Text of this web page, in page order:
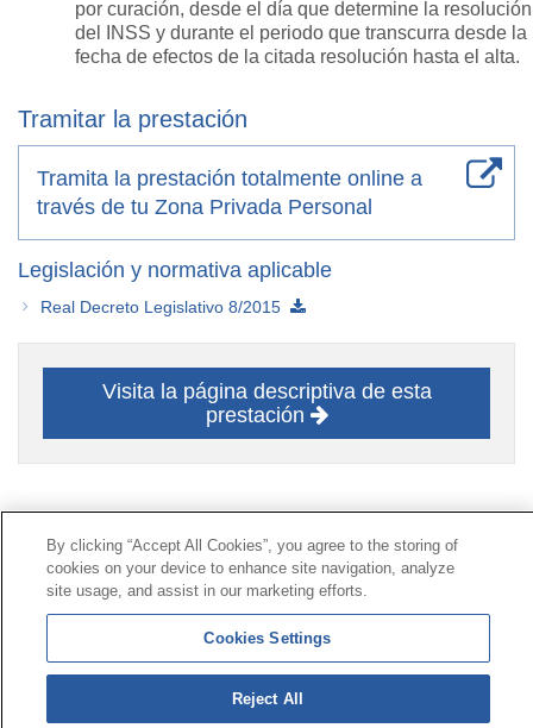
por curación, desde el día que determine la resolución
del INSS y durante el periodo que transcurra desde la
fecha de efectos de la citada resolución hasta el alta.
Tramitar la prestación
Tramita la prestación totalmente online a
través de tu Zona Privada Personal
Legislación y normativa aplicable
Real Decreto Legislativo 8/2015
Visita la página descriptiva de esta
prestación
Línea Universal 900 203 203|Zona Privada Comisión de
Prestaciones Especiales|Zona Privada Proveedor
© Mutua Universal 2026 | Mapa del sitio | Aviso legal
Política de Protección de Datos
By clicking “Accept All Cookies”, you agree to the storing of
cookies on your device to enhance site navigation, analyze
site usage, and assist in our marketing efforts.
Cookies Settings
Reject All